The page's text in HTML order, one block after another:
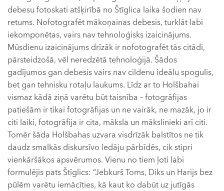
debesu fotoskati atšķirībā no Štīglica laika šodien nav
retums. Nofotografēt mākoņainas debesis, turklāt labi
iekomponētas, vairs nav tehnoloģisks izaicinājums.
Mūsdienu izaicinājums drīzāk ir nofotografēt tās citādi,
pārsteidzošā, vēl neredzētā tehnoloģijā. Šādos
gadījumos gan debesis vairs nav cildenu ideālu spogulis,
bet gan tehnisku rotaļu laukums. Līdz ar to Holšbahai
vismaz kādā ziņā varētu būt taisnība – fotogrāfijas
patiešām ir tikai fotogrāfijas un ne vairāk, ne mazāk, jo ir
citi laiki, fotogrāfija ir cita, māksla un mākslinieki arī citi.
Tomēr šāda Holšbahas uzvara visdrīzāk balstītos ne tik
daudz smalkās diskursīvo ledāju pārbīdēs, cik stipri
vienkāršākos apsvērumos. Vienu no tiem ļoti labi
formulējis pats Štīglics: “Jebkurš Toms, Diks un Harijs bez
pūlēm varētu iemācīties, kā kaut ko dabūt uz jutīgās